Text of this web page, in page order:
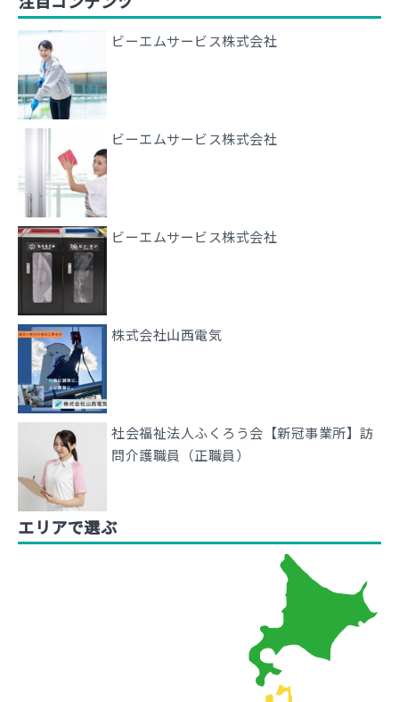
ビーエムサービス株式会社
ビーエムサービス株式会社
ビーエムサービス株式会社
株式会社山西電気
社会福祉法人ふくろう会【新冠事業所】訪
問介護職員（正職員）
エリアで選ぶ